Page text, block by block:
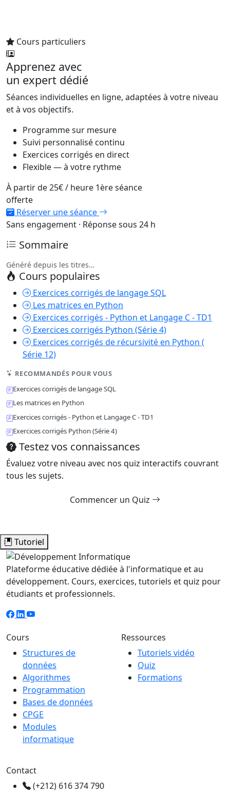
Cours particuliers
Apprenez avec
un expert dédié
Séances individuelles en ligne, adaptées à votre niveau
et à vos objectifs.
Programme sur mesure
Suivi personnalisé continu
Exercices corrigés en direct
Flexible — à votre rythme
À partir de25€/ heure 1ère séance
offerte
Réserver une séance
Sans engagement · Réponse sous 24 h
Sommaire
Généré depuis les titres…
Cours populaires
Exercices corrigés de langage SQL
Les matrices en Python
Exercices corrigés - Python et Langage C - TD1
Exercices corrigés Python (Série 4)
Exercices corrigés de récursivité en Python (
Série 12)
RECOMMANDÉS POUR VOUS
Exercices corrigés de langage SQL
Les matrices en Python
Exercices corrigés - Python et Langage C - TD1
Exercices corrigés Python (Série 4)
Testez vos connaissances
Évaluez votre niveau avec nos quiz interactifs couvrant
tous les sujets.
Commencer un Quiz
Tutoriel
Plateforme éducative dédiée à l'informatique et au
développement. Cours, exercices, tutoriels et quiz pour
étudiants et professionnels.
Cours
Structures de
données
Algorithmes
Programmation
Bases de données
CPGE
Modules
informatique
Ressources
Tutoriels vidéo
Quiz
Formations
Contact
(+212) 616 374 790